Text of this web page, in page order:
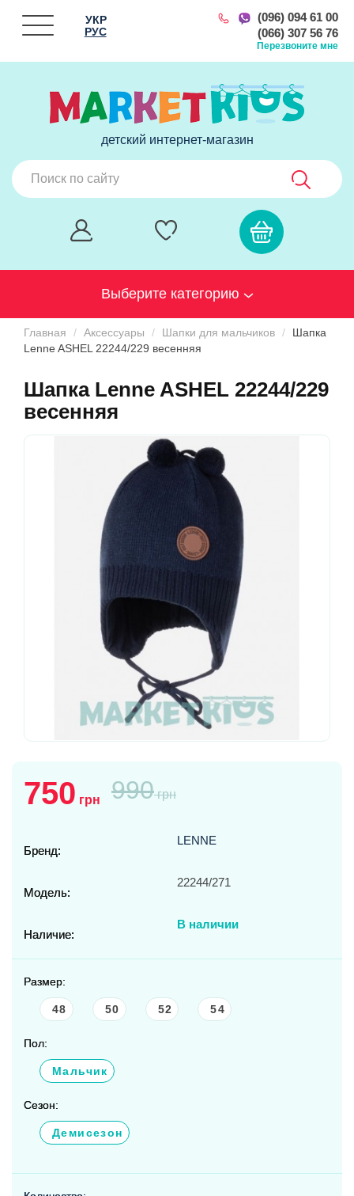
(096) 094 61 00
(066) 307 56 76
Перезвоните мне
УКР
РУС
детский интернет-магазин
Выберите категорию
Главная Аксессуары Шапки для мальчиков
Шапка
Lenne ASHEL 22244/229 весенняя
Шапка Lenne ASHEL 22244/229
весенняя
750 грн 990грн
Бренд:
LENNE
Модель:
22244/271
Наличие:
В наличии
Размер:
48 50 52 54
Пол:
Мальчик
Сезон:
Демисезон